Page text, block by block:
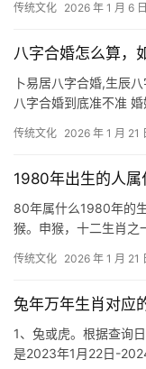
传统文化 2026 年 1 月 6 日
八字合婚怎么算，
卜易居八字合婚,生辰
八字合婚到底准不准
传统文化 2026 年 1 月 21
1980年出生的人属
80年属什么1980年的
猴。申猴，十二生肖之
传统文化 2026 年 1 月 21
兔年万年生肖对应
1、兔或虎。根据查询
是2023年1月22日-